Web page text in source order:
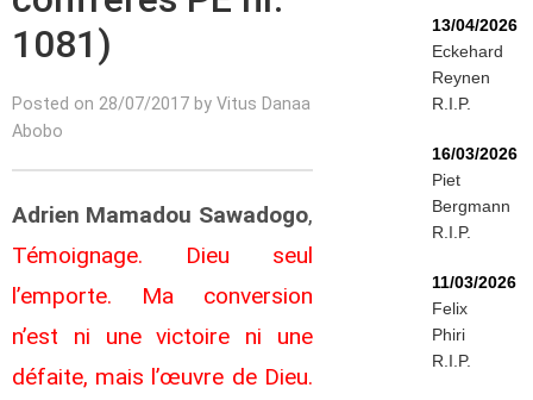
1081)
Posted on 28/07/2017 by Vitus Danaa
Abobo
Adrien Mamadou Sawadogo,
Témoignage. Dieu seul
l’emporte. Ma conversion
n’est ni une victoire ni une
défaite, mais l’œuvre de Dieu.
13/04/2026
Eckehard
Reynen
R.I.P.
16/03/2026
Piet
Bergmann
R.I.P.
11/03/2026
Felix
Phiri
R.I.P.